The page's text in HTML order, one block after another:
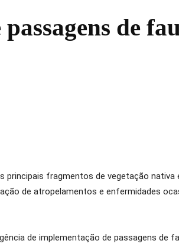
de
principais fragmentos de vegetação nativa
de atropelamentos e enfermidades
de implementação de passagens de